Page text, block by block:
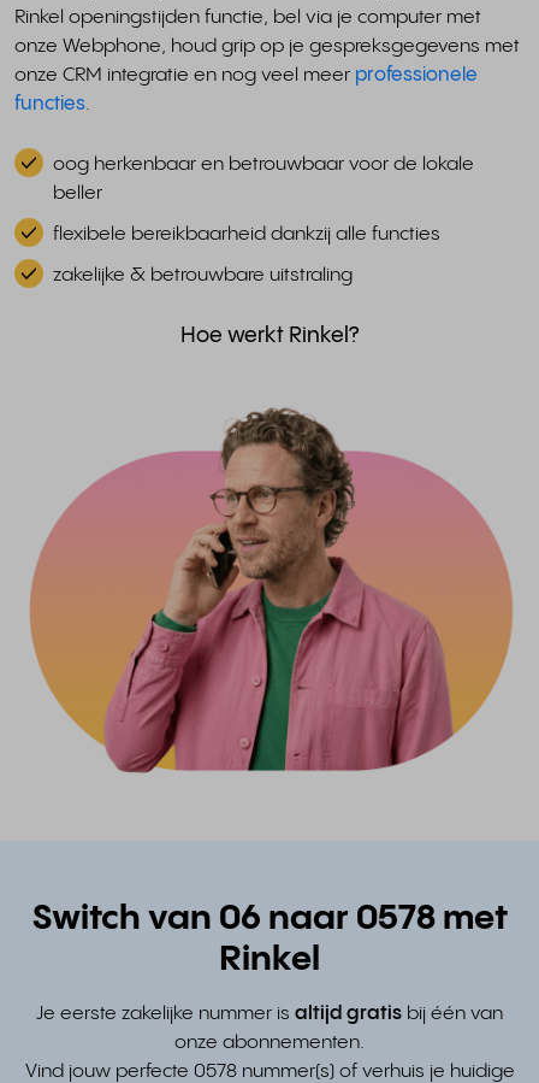
Rinkel openingstijden functie, bel via je computer met
onze Webphone, houd grip op je gespreksgegevens met
onze CRM integratie en nog veel meer professionele
functies.
oog herkenbaar en betrouwbaar voor de lokale
beller
flexibele bereikbaarheid dankzij alle functies
zakelijke & betrouwbare uitstraling
Hoe werkt Rinkel?
Switch van 06 naar 0578 met
Rinkel
Je eerste zakelijke nummer is altijd gratis bij één van
onze abonnementen.
Vind jouw perfecte 0578 nummer(s) of verhuis je huidige